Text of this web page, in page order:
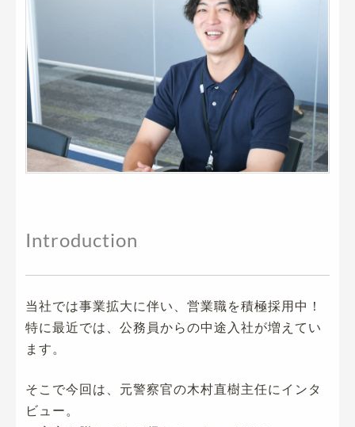
Introduction
当社では事業拡大に伴い、営業職を積極採用中！
特に最近では、公務員からの中途入社が増えてい
ます。
そこで今回は、元警察官の木村直樹主任にインタ
ビュー。